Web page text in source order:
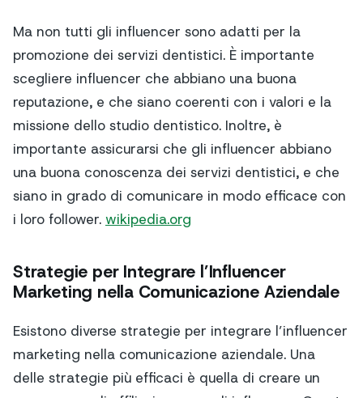
Ma non tutti gli influencer sono adatti per la
promozione dei servizi dentistici. È importante
scegliere influencer che abbiano una buona
reputazione, e che siano coerenti con i valori e la
missione dello studio dentistico. Inoltre, è
importante assicurarsi che gli influencer abbiano
una buona conoscenza dei servizi dentistici, e che
siano in grado di comunicare in modo efficace con
i loro follower. wikipedia.org
Strategie per Integrare l’Influencer
Marketing nella Comunicazione Aziendale
Esistono diverse strategie per integrare l’influencer
marketing nella comunicazione aziendale. Una
delle strategie più efficaci è quella di creare un